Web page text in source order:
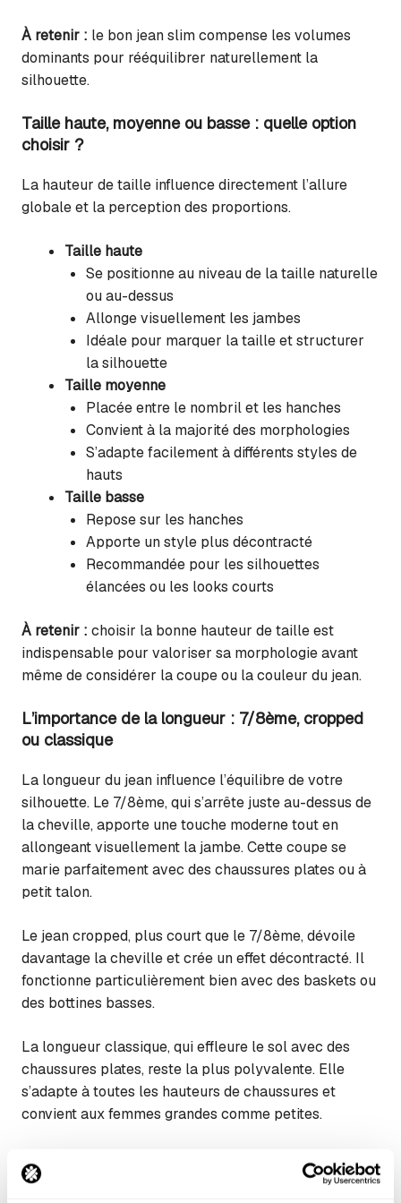
À retenir : le bon jean slim compense les volumes
dominants pour rééquilibrer naturellement la
silhouette.
Taille haute, moyenne ou basse : quelle option
choisir ?
La hauteur de taille influence directement l’allure
globale et la perception des proportions.
Taille haute
Se positionne au niveau de la taille naturelle
ou au-dessus
Allonge visuellement les jambes
Idéale pour marquer la taille et structurer
la silhouette
Taille moyenne
Placée entre le nombril et les hanches
Convient à la majorité des morphologies
S’adapte facilement à différents styles de
hauts
Taille basse
Repose sur les hanches
Apporte un style plus décontracté
Recommandée pour les silhouettes
élancées ou les looks courts
À retenir : choisir la bonne hauteur de taille est
indispensable pour valoriser sa morphologie avant
même de considérer la coupe ou la couleur du jean.
L’importance de la longueur : 7/8ème, cropped
ou classique
La longueur du jean influence l’équilibre de votre
silhouette. Le 7/8ème, qui s’arrête juste au-dessus de
la cheville, apporte une touche moderne tout en
allongeant visuellement la jambe. Cette coupe se
marie parfaitement avec des chaussures plates ou à
petit talon.
Le jean cropped, plus court que le 7/8ème, dévoile
davantage la cheville et crée un effet décontracté. Il
fonctionne particulièrement bien avec des baskets ou
des bottines basses.
La longueur classique, qui effleure le sol avec des
chaussures plates, reste la plus polyvalente. Elle
s’adapte à toutes les hauteurs de chaussures et
convient aux femmes grandes comme petites.
Décrypter la composition de votre
slim